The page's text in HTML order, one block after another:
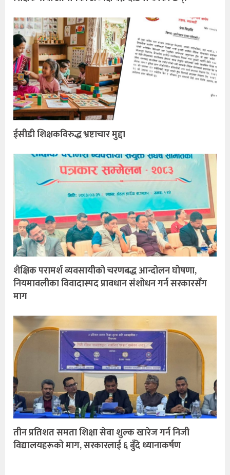
ईसीडी शिक्षकविरुद्ध भ्रष्टाचार मुद्दा
शैक्षिक परामर्श व्यवसायीको चरणबद्ध आन्दोलन घोषणा,
नियमावलीका विवादास्पद प्रावधान संशोधन गर्न सरकारसँग
माग
तीन प्रतिशत समता शिक्षा सेवा शुल्क खारेज गर्न निजी
विद्यालयहरूको माग, सरकारलाई ६ बुँदे ध्यानाकर्षण